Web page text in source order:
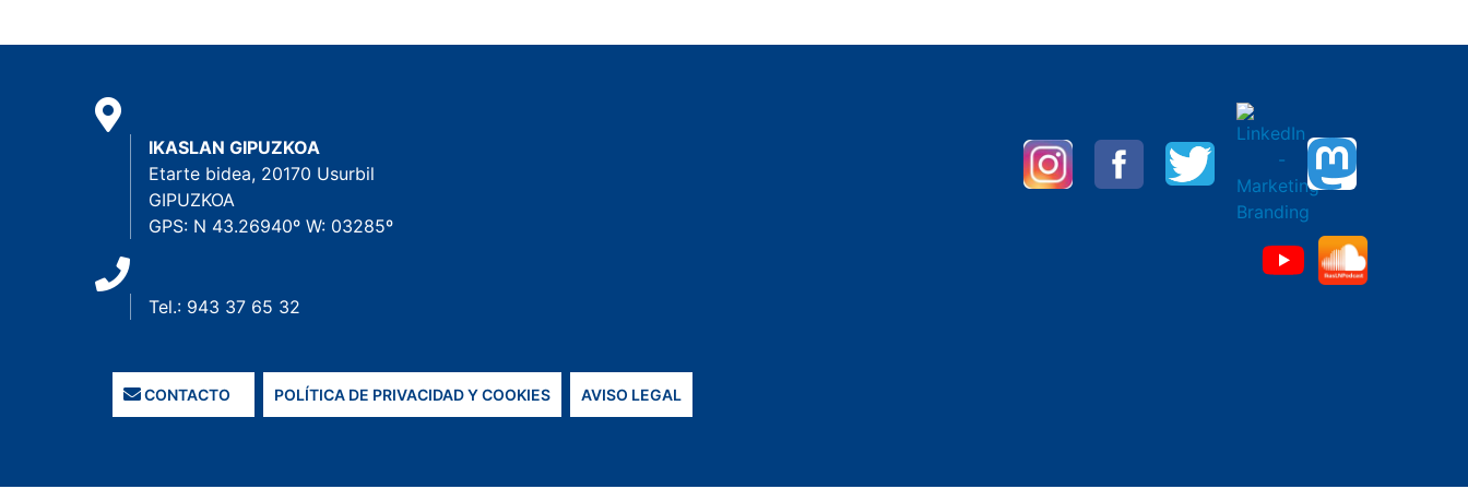
IKASLAN GIPUZKOA
Etarte bidea, 20170 Usurbil
GIPUZKOA
GPS: N 43.26940º W: 03285º
Tel.: 943 37 65 32
CONTACTO POLÍTICA DE PRIVACIDAD Y COOKIES AVISO LEGAL